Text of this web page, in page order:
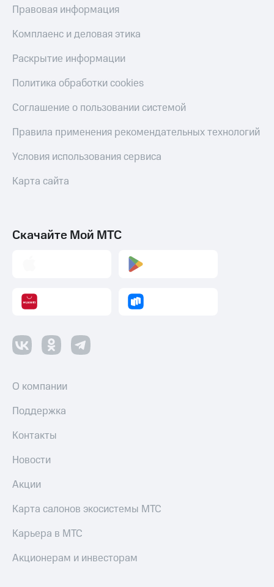
Правовая информация
Комплаенс и деловая этика
Раскрытие информации
Политика обработки cookies
Соглашение о пользовании системой
Правила применения рекомендательных технологий
Условия использования сервиса
Карта сайта
Скачайте Мой МТС
О компании
Поддержка
Контакты
Новости
Акции
Карта салонов экосистемы МТС
Карьера в МТС
Акционерам и инвесторам